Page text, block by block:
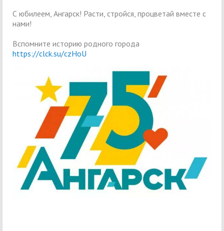
С юбилеем, Ангарск! Расти, стройся, процветай вместе с
нами!
Вспомните историю родного города
https://clck.su/czHoU